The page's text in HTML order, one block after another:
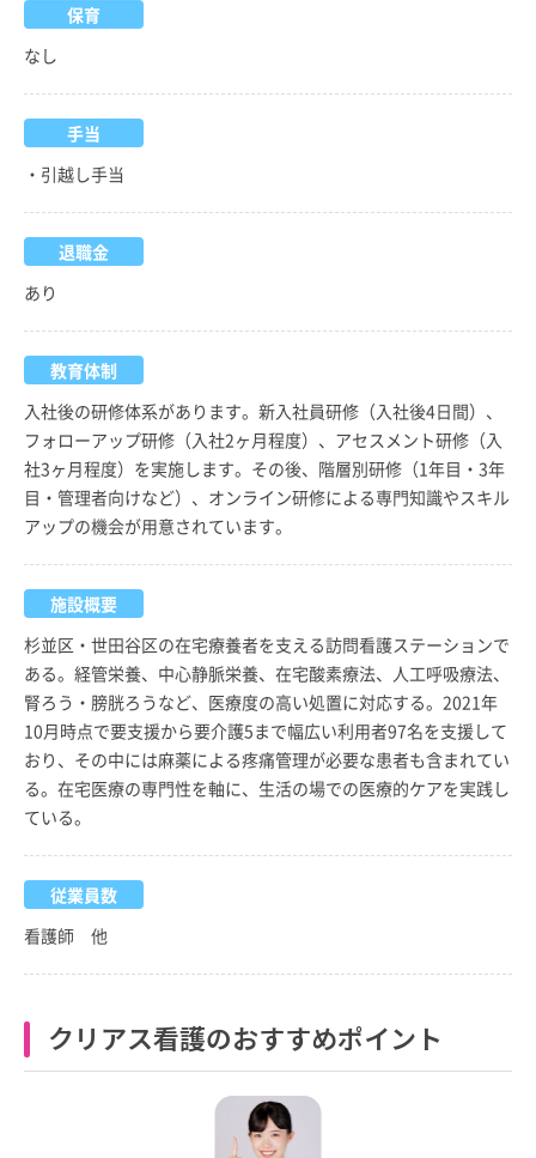
保育
なし
手当
・引越し手当
退職金
あり
教育体制
入社後の研修体系があります。新入社員研修（入社後4日間）、
フォローアップ研修（入社2ヶ月程度）、アセスメント研修（入
社3ヶ月程度）を実施します。その後、階層別研修（1年目・3年
目・管理者向けなど）、オンライン研修による専門知識やスキル
アップの機会が用意されています。
施設概要
杉並区・世田谷区の在宅療養者を支える訪問看護ステーションで
ある。経管栄養、中心静脈栄養、在宅酸素療法、人工呼吸療法、
腎ろう・膀胱ろうなど、医療度の高い処置に対応する。2021年
10月時点で要支援から要介護5まで幅広い利用者97名を支援して
おり、その中には麻薬による疼痛管理が必要な患者も含まれてい
る。在宅医療の専門性を軸に、生活の場での医療的ケアを実践し
ている。
従業員数
看護師 他
クリアス看護のおすすめポイント